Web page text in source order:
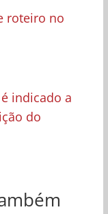
roteiro no
indicado a
do